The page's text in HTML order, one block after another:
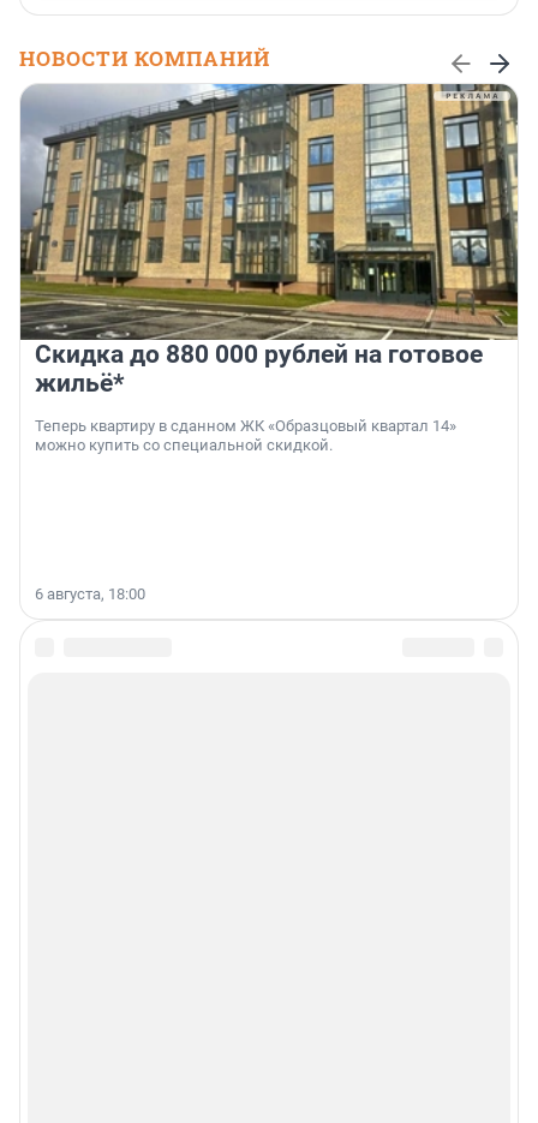
НОВОСТИ КОМПАНИЙ
Скидка до 880 000 рублей на готовое
жильё*
Теперь квартиру в сданном ЖК «Образцовый квартал 14»
можно купить со специальной скидкой.
6 августа, 18:00